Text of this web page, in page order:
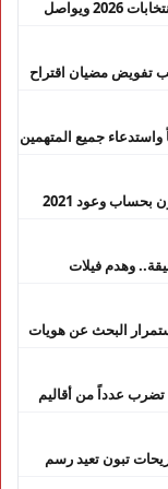
لفتيت.. رجل الداخلية الذي يقود التحضير لانتخابات 2026 ويواصل
تفويض مضيان اقتراح
واستدعاء جميع المتهمين
وعود 2021
وهدم فيلات
البحث عن هويات
موجة حر تصل إلى 47 درجة تضرب عدداً من أقاليم
تبون تعيد رسم